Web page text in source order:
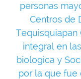
personas
Centros de
Tequisquiapan
integral en
biologica y
por la que fue